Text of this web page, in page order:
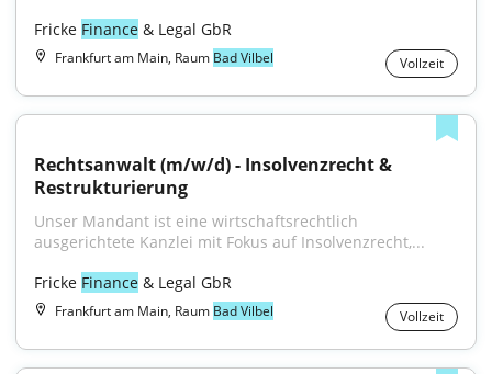
Fricke Finance & Legal GbR
Frankfurt am Main, Raum Bad Vilbel Vollzeit
Rechtsanwalt (m/w/d) - Insolvenzrecht &
Restrukturierung
Unser Mandant ist eine wirtschaftsrechtlich
ausgerichtete Kanzlei mit Fokus auf Insolvenzrecht,...
Fricke Finance & Legal GbR
Frankfurt am Main, Raum Bad Vilbel Vollzeit